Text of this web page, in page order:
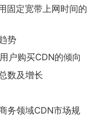
固定宽带上网时间的
势
户购买CDN的倾向
数及增长
务领域CDN市场规